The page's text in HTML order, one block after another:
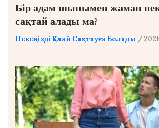
Бір адам шынымен жаман
сақтай алады ма?
Некеңізді Қалай Сақтауға Болады /